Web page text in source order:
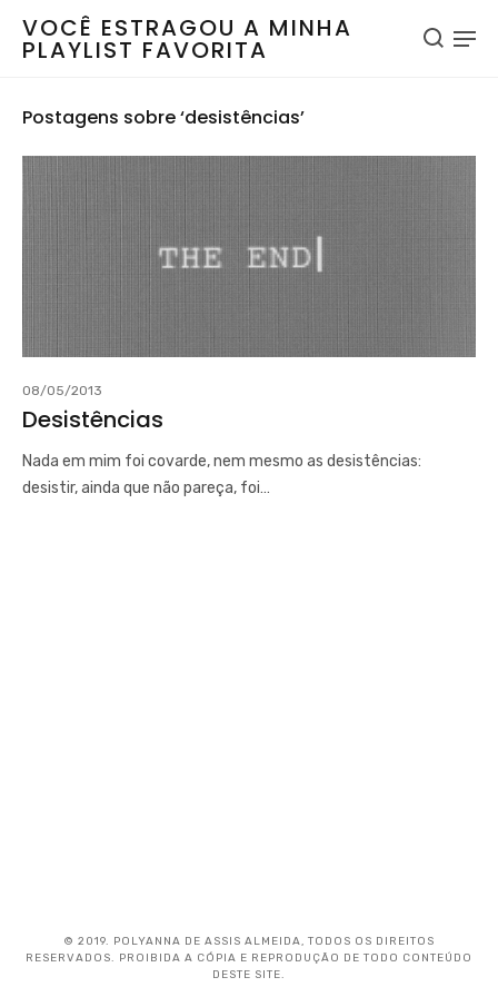
VOCÊ ESTRAGOU A MINHA
PLAYLIST FAVORITA
Postagens sobre ‘desistências’
08/05/2013
Desistências
Nada em mim foi covarde, nem mesmo as desistências:
desistir, ainda que não pareça, foi…
© 2019. POLYANNA DE ASSIS ALMEIDA, TODOS OS DIREITOS
RESERVADOS. PROIBIDA A CÓPIA E REPRODUÇÃO DE TODO CONTEÚDO
DESTE SITE.